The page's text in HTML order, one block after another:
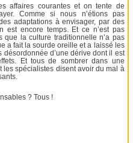
affaires courantes et on tente de
Comme si nous n’étions pas
adaptations à envisager, par des
est encore temps. Et ce n’est pas
que la culture traditionnelle n’a pas
a fait la sourde oreille et a laissé les
désordonnée d’une dérive dont il est
Et tous de sombrer dans une
spécialistes disent avoir du mal à
? Tous !